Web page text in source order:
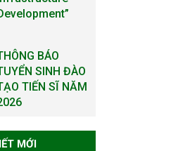
BÁO
SINH ĐÀO
TIẾN SĨ NĂM
BÁO KẾ
MỚI